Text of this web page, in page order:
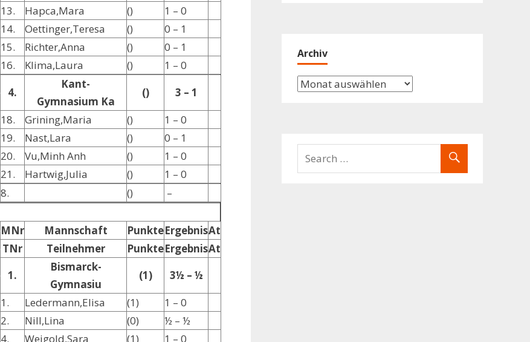
13. Hapca,Mara ()
1 – 0
14. Oettinger,Teresa ()
0 – 1
15. Richter,Anna ()
0 – 1
16. Klima,Laura ()
1 – 0
4.
Kant-
Gymnasium Ka
()
3 – 1
18. Grining,Maria ()
1 – 0
19. Nast,Lara ()
0 – 1
20. Vu,Minh Anh ()
1 – 0
21. Hartwig,Julia ()
1 – 0
8. ()
–
MNr Mannschaft PunkteErgebnisAt
TNr Teilnehmer PunkteErgebnisAt
1.
Bismarck-
Gymnasiu
(1)
3½ – ½
1. Ledermann,Elisa (1)
1 – 0
2. Nill,Lina (0)
½ – ½
4. Weigold,Sara (1) 1 – 0
Archiv
Archiv